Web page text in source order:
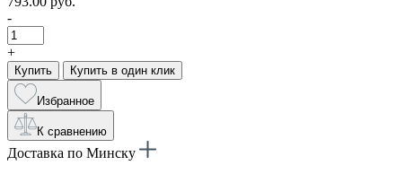
-
+
Купить Купить в один клик
Избранное
К сравнению
Доставка по Минску